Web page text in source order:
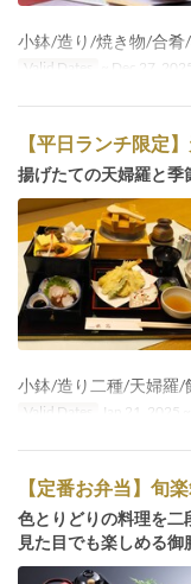
小鉢/造り/焼き物/合
Valid Dates ~ Dec 27,
【平日ランチ限定
揚げたての天婦羅と季
小鉢/造り二種/天婦羅/
Valid Dates Jan 21, 2025 ~
【定番お弁当】旬
色とりどりの料理を二
見た目でも楽しめる御